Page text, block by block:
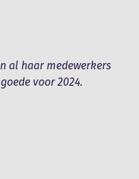
al haar medewerkers
voor 2024.